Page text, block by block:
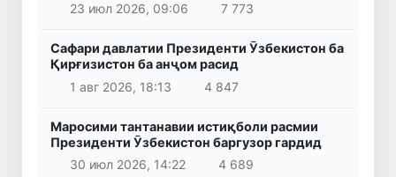
23 июл 2026, 09:06
7 773
Сафари давлатии Президенти Ӯзбекистон ба
Қирғизистон ба анҷом расид
1 авг 2026, 18:13
4 847
Маросими тантанавии истиқболи расмии
Президенти Ӯзбекистон баргузор гардид
30 июл 2026, 14:22
4 689